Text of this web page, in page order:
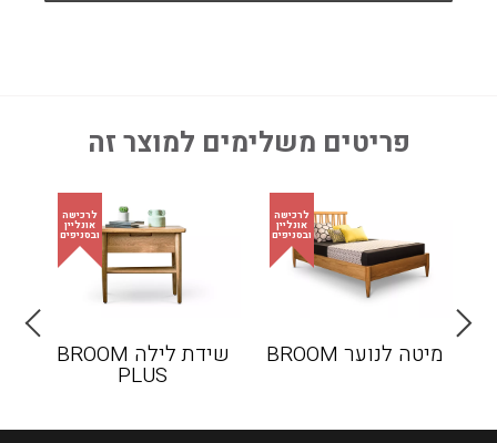
פריטים משלימים למוצר זה
מיטה לנוער BROOM שידת לילה BROOM
PLUS